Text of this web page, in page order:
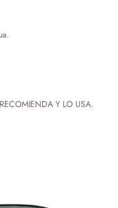
Y LO USA.